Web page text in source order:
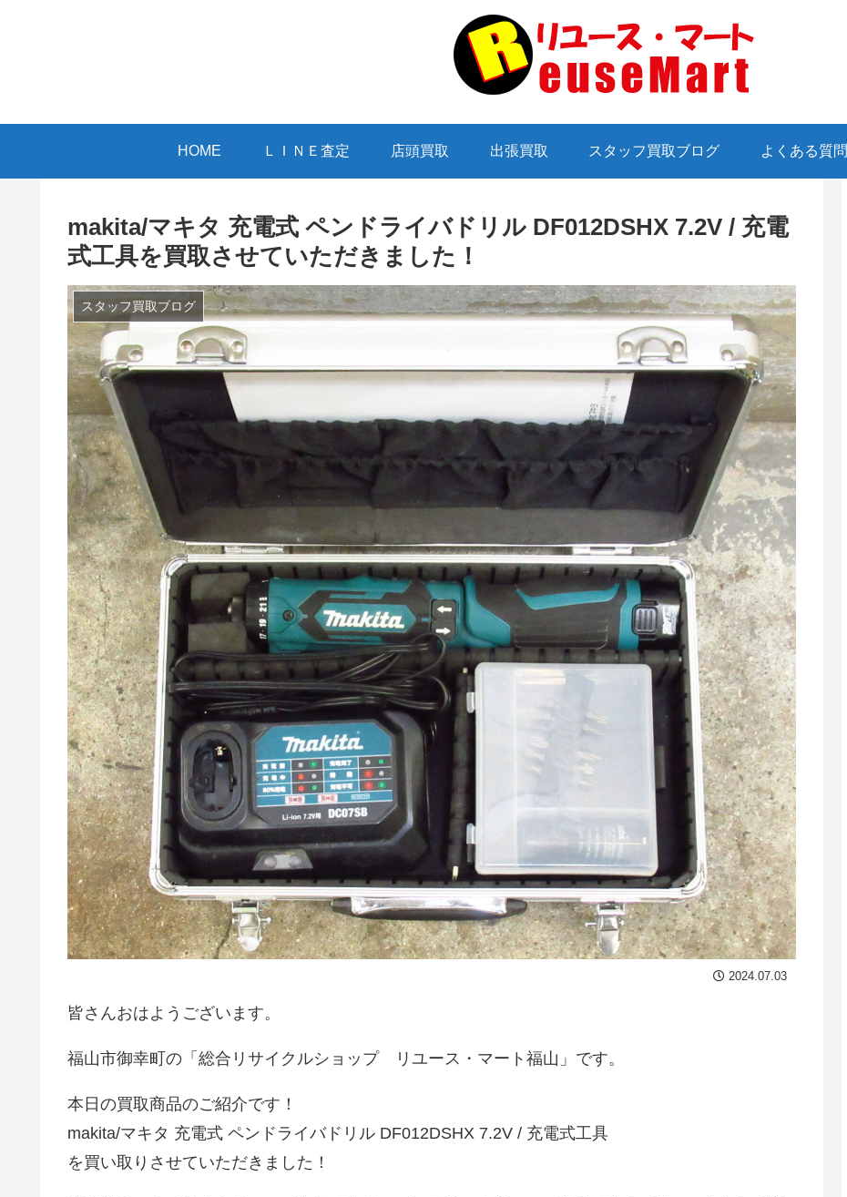
HOME ＬＩＮＥ査定 店頭買取 出張買取 スタッフ買取ブログ よくある質問
makita/マキタ 充電式 ペンドライバドリル DF012DSHX 7.2V / 充電
式工具を買取させていただきました！
スタッフ買取ブログ
2024.07.03
皆さんおはようございます。
福山市御幸町の「総合リサイクルショップ リユース・マート福山」です。
本日の買取商品のご紹介です！
makita/マキタ 充電式 ペンドライバドリル DF012DSHX 7.2V / 充電式工具
を買い取りさせていただきました！